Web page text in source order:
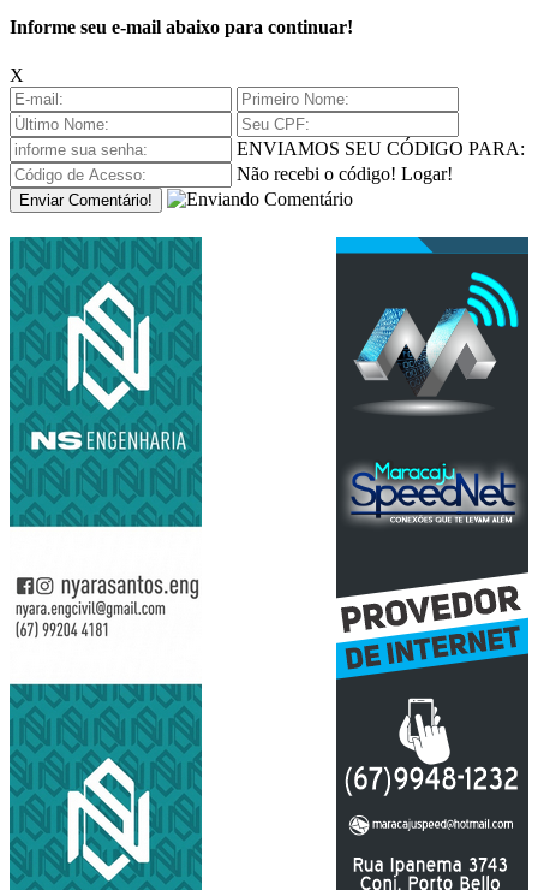
Informe seu e-mail abaixo para continuar!
X
ENVIAMOS SEU CÓDIGO PARA:
Não recebi o código! Logar!
Enviar Comentário!